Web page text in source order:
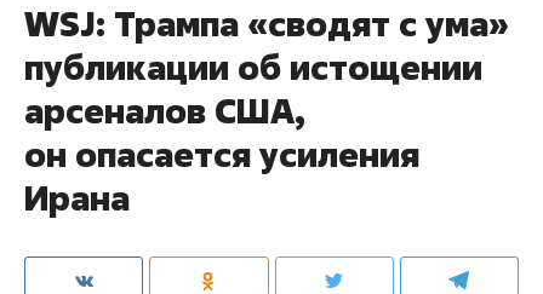
WSJ: Трампа «сводят с ума»
публикации об истощении
арсеналов США,
он опасается усиления
Ирана